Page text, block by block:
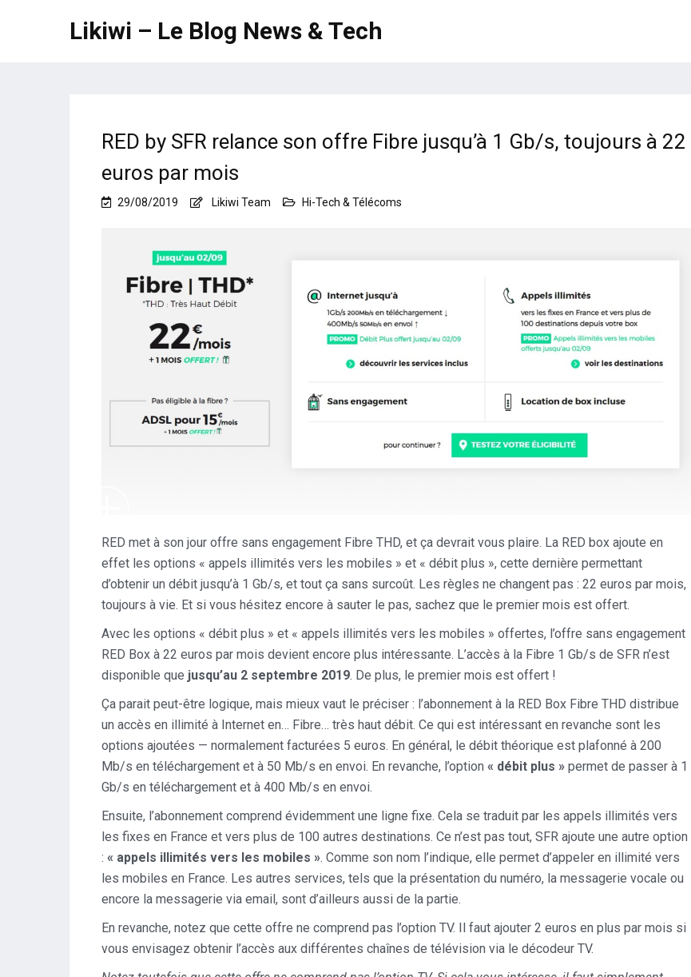
Likiwi – Le Blog News & Tech
RED by SFR relance son offre Fibre jusqu’à 1 Gb/s, toujours à 22
euros par mois
29/08/2019 Likiwi Team Hi-Tech & Télécoms
RED met à son jour offre sans engagement Fibre THD, et ça devrait vous plaire. La RED box ajoute en
effet les options « appels illimités vers les mobiles » et « débit plus », cette dernière permettant
d’obtenir un débit jusqu’à 1 Gb/s, et tout ça sans surcoût. Les règles ne changent pas : 22 euros par mois,
toujours à vie. Et si vous hésitez encore à sauter le pas, sachez que le premier mois est offert.
Avec les options « débit plus » et « appels illimités vers les mobiles » offertes, l’offre sans engagement
RED Box à 22 euros par mois devient encore plus intéressante. L’accès à la Fibre 1 Gb/s de SFR n’est
disponible que jusqu’au 2 septembre 2019. De plus, le premier mois est offert !
Ça parait peut-être logique, mais mieux vaut le préciser : l’abonnement à la RED Box Fibre THD distribue
un accès en illimité à Internet en… Fibre… très haut débit. Ce qui est intéressant en revanche sont les
options ajoutées — normalement facturées 5 euros. En général, le débit théorique est plafonné à 200
Mb/s en téléchargement et à 50 Mb/s en envoi. En revanche, l’option « débit plus » permet de passer à 1
Gb/s en téléchargement et à 400 Mb/s en envoi.
Ensuite, l’abonnement comprend évidemment une ligne fixe. Cela se traduit par les appels illimités vers
les fixes en France et vers plus de 100 autres destinations. Ce n’est pas tout, SFR ajoute une autre option
: « appels illimités vers les mobiles ». Comme son nom l’indique, elle permet d’appeler en illimité vers
les mobiles en France. Les autres services, tels que la présentation du numéro, la messagerie vocale ou
encore la messagerie via email, sont d’ailleurs aussi de la partie.
En revanche, notez que cette offre ne comprend pas l’option TV. Il faut ajouter 2 euros en plus par mois si
vous envisagez obtenir l’accès aux différentes chaînes de télévision via le décodeur TV.